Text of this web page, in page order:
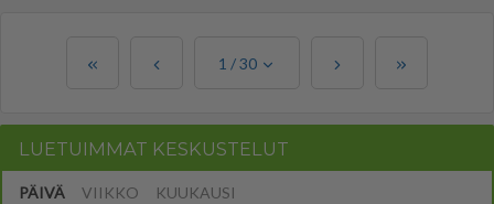
1 /30
LUETUIMMAT KESKUSTELUT
PÄIVÄ VIIKKO KUUKAUSI